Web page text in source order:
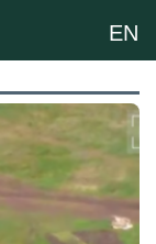
EN